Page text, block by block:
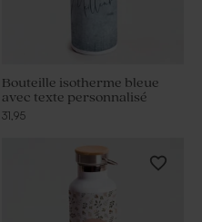
Bouteille isotherme bleue
avec texte personnalisé
31,95